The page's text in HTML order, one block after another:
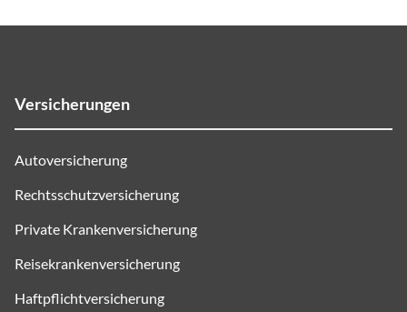
Versicherungen
Autoversicherung
Rechtsschutzversicherung
Private Krankenversicherung
Reisekrankenversicherung
Haftpflichtversicherung